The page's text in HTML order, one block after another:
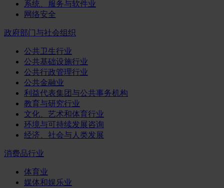
系统、服务与软件业
网络安全
政府部门与社会组织
公共卫生行业
公共基础设施行业
公共行政管理行业
公共金融业
利益代表集团与公共事务机构
教育与研究行业
文化、艺术和体育行业
环境与可持续发展咨询
经济、社会与人类发展
消费品行业
体育业
媒体和娱乐业